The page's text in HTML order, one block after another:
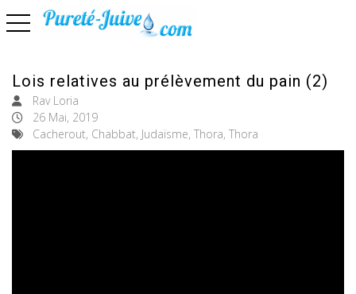
basculer la navigation
Lois relatives au prélèvement du pain (2)
Rav Loria
26 Mai, 2019
Cacherout, Chabbat, Judaïsme, Thora, Thora